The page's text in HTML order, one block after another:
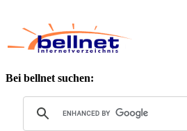
Bei bellnet suchen: